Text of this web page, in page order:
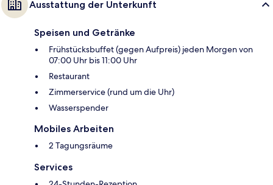
Ausstattung der Unterkunft
Speisen und Getränke
Frühstücksbuffet (gegen Aufpreis) jeden Morgen von
07:00 Uhr bis 11:00 Uhr
Restaurant
Zimmerservice (rund um die Uhr)
Wasserspender
Mobiles Arbeiten
2 Tagungsräume
Services